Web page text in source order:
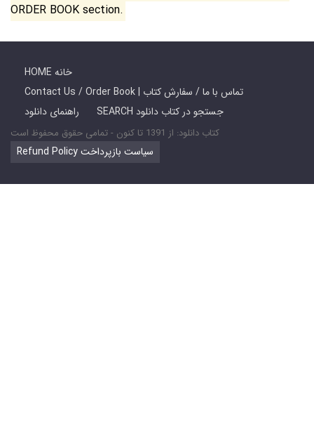
ORDER BOOK section.
HOME خانه
Contact Us / Order Book | تماس با ما / سفارش کتاب
راهنمای دانلود
SEARCH جستجو در کتاب دانلود
کتاب دانلود: از 1391 تا کنون - تمامی حقوق محفوظ است
Refund Policy سیاست بازپرداخت